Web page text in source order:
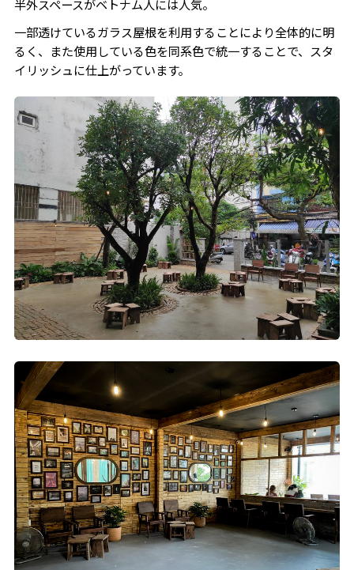
半外スペースがベトナム人には人気。
一部透けているガラス屋根を利用することにより全体的に明
るく、また使用している色を同系色で統一することで、スタ
イリッシュに仕上がっています。